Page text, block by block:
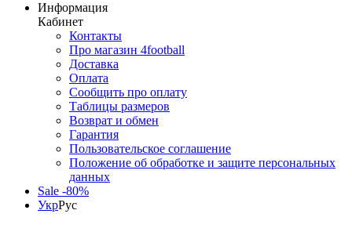
Информация
Кабинет
Контакты
Про магазин 4football
Доставка
Оплата
Сообщить про оплату
Таблицы размеров
Возврат и обмен
Гарантия
Пользовательское соглашение
Положение об обработке и защите персональных
данных
Sale -80%
УкрРус